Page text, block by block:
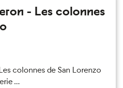
- Les colonnes
colonnes de San Lorenzo
...